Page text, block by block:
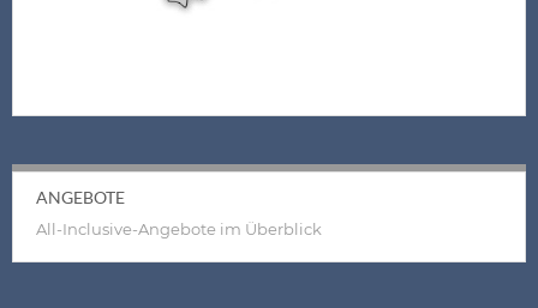
ANGEBOTE
All-Inclusive-Angebote im Überblick